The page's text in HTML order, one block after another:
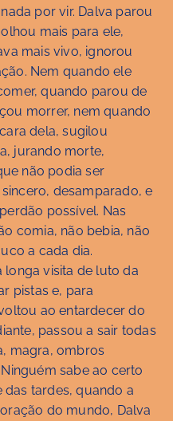
por vir. Dalva parou
mais para ele,
mais vivo, ignorou
Nem quando ele
quando parou de
morrer, nem quando
dela, sugilou
jurando morte,
não podia ser
desamparado, e
possível. Nas
comia, não bebia, não
a cada dia.
visita de luto da
pistas e, para
ao entardecer do
passou a sair todas
magra, ombros
sabe ao certo
das tardes, quando a
do mundo, Dalva